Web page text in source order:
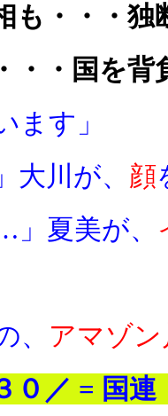
も・・・
・・国を
ます」
大川が、 顔
」夏美が、
、 アマゾ
０／ = 国